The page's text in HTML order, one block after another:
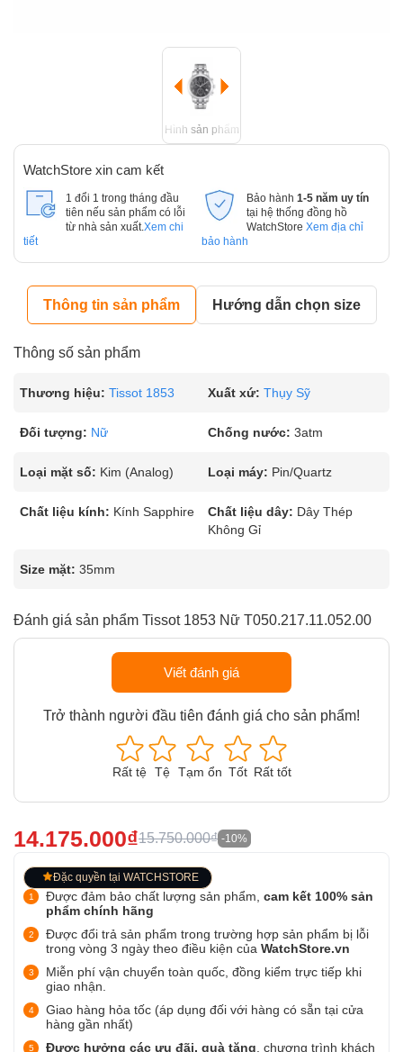
Hình sản phẩm
WatchStore xin cam kết
1 đổi 1 trong tháng đầu
tiên nếu sản phẩm có lỗi
từ nhà sản xuất. Xem chi
tiết
Bảo hành 1-5 năm uy tín
tại hệ thống đồng hồ
WatchStore Xem địa chỉ
bảo hành
Thông tin sản phẩm Hướng dẫn chọn size
Thông số sản phẩm
Thương hiệu: Tissot 1853 Xuất xứ: Thụy Sỹ
Đối tượng: Nữ Chống nước: 3atm
Loại mặt số: Kim (Analog) Loại máy: Pin/Quartz
Chất liệu kính: Kính Sapphire Chất liệu dây: Dây Thép
Không Gỉ
Size mặt: 35mm
Đánh giá sản phẩm Tissot 1853 Nữ T050.217.11.052.00
Viết đánh giá
Trở thành người đầu tiên đánh giá cho sản phẩm!
Rất tệ Tệ Tạm ổn Tốt Rất tốt
14.175.000₫15.750.000₫ -10%
Đặc quyền tại WATCHSTORE
Được đảm bảo chất lượng sản phẩm, cam kết 100% sản
phẩm chính hãng
Được đổi trả sản phẩm trong trường hợp sản phẩm bị lỗi
trong vòng 3 ngày theo điều kiện của WatchStore.vn
Miễn phí vận chuyển toàn quốc, đồng kiểm trực tiếp khi
giao nhận.
Giao hàng hỏa tốc (áp dụng đối với hàng có sẵn tại cửa
hàng gần nhất)
Được hưởng các ưu đãi, quà tặng , chương trình khách